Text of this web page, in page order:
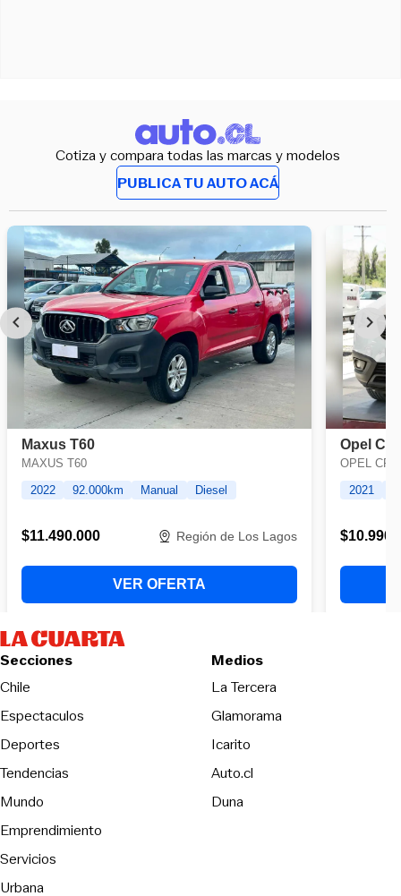
Cotiza y compara todas las marcas y modelos
PUBLICA TU AUTO ACÁ
Secciones
Chile
Espectaculos
Deportes
Tendencias
Mundo
Emprendimiento
Servicios
Urbana
Medios
La TerceraOpens in new
Glamorama
Icarito
Auto.cl
DunaOpens in new window